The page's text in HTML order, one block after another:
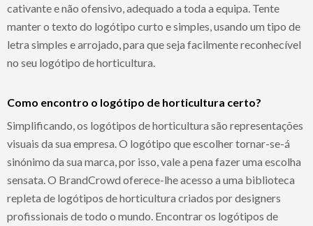
cativante e não ofensivo, adequado a toda a equipa. Tente
manter o texto do logótipo curto e simples, usando um tipo de
letra simples e arrojado, para que seja facilmente reconhecível
no seu logótipo de horticultura.
Como encontro o logótipo de horticultura certo?
Simplificando, os logótipos de horticultura são representações
visuais da sua empresa. O logótipo que escolher tornar-se-á
sinónimo da sua marca, por isso, vale a pena fazer uma escolha
sensata. O BrandCrowd oferece-lhe acesso a uma biblioteca
repleta de logótipos de horticultura criados por designers
profissionais de todo o mundo. Encontrar os logótipos de